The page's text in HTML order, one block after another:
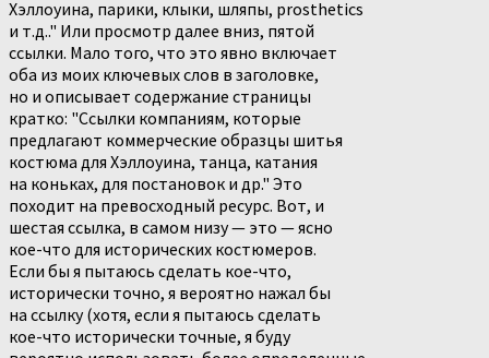
Хэллоуина, парики, клыки, шляпы, prosthetics
и т.д.." Или просмотр далее вниз, пятой
ссылки. Мало того, что это явно включает
оба из моих ключевых слов в заголовке,
но и описывает содержание страницы
кратко: "Ссылки компаниям, которые
предлагают коммерческие образцы шитья
костюма для Хэллоуина, танца, катания
на коньках, для постановок и др." Это
походит на превосходный ресурс. Вот, и
шестая ссылка, в самом низу — это — ясно
кое-что для исторических костюмеров.
Если бы я пытаюсь сделать кое-что,
исторически точно, я вероятно нажал бы
на ссылку (хотя, если я пытаюсь сделать
кое-что исторически точные, я буду